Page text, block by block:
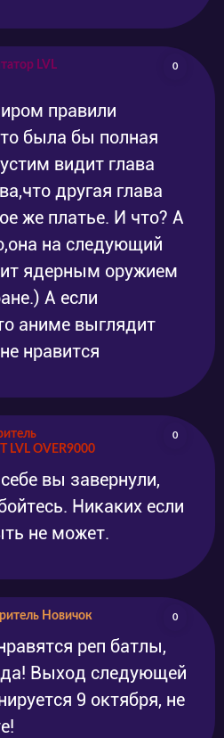
LVL
0
правили
была бы полная
видит глава
другая глава
же платье. И что? А
на следующий
ядерным оружием
А если
аниме выглядит
нравится
LVL OVER9000
0
вы завернули,
Никаких если
не может.
Новичок 0
реп батлы,
Выход следующей
9 октября, не